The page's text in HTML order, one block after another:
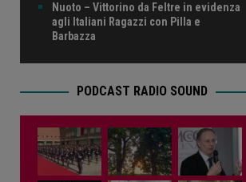
Nuoto – Vittorino da Feltre in evidenza
agli Italiani Ragazzi con Pilla e
Barbazza
PODCAST RADIO SOUND